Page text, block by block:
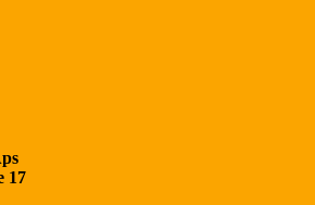
17